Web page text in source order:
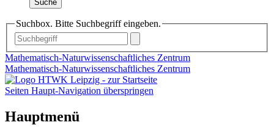
Suche
Suchbox. Bitte Suchbegriff eingeben.
Mathematisch-Naturwissenschaftliches Zentrum
Mathematisch-Naturwissenschaftliches Zentrum
Seiten Haupt-Navigation überspringen
Hauptmenü